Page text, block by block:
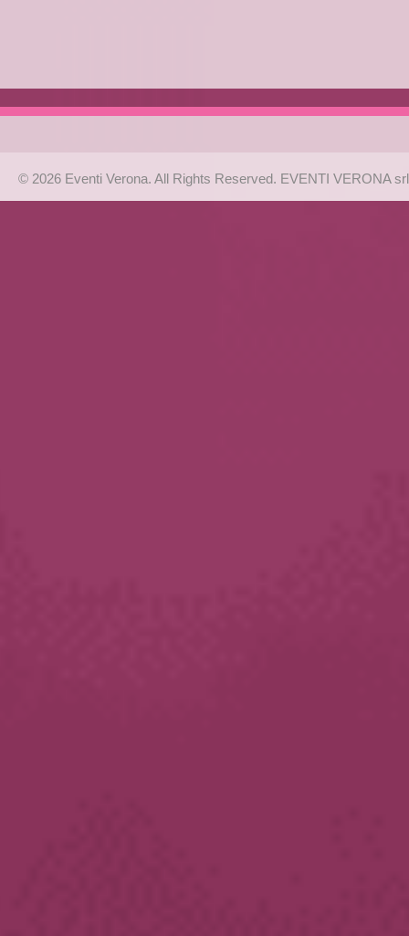
© 2026 Eventi Verona. All Rights Reserved. EVENTI VERONA